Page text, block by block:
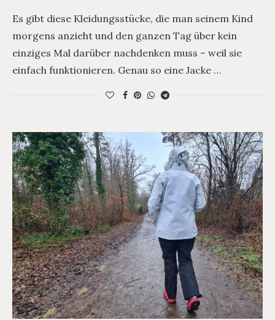
Es gibt diese Kleidungsstücke, die man seinem Kind
morgens anzieht und den ganzen Tag über kein
einziges Mal darüber nachdenken muss – weil sie
einfach funktionieren. Genau so eine Jacke …